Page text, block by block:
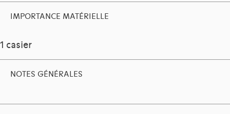
IMPORTANCE MATÉRIELLE
1 casier
NOTES GÉNÉRALES